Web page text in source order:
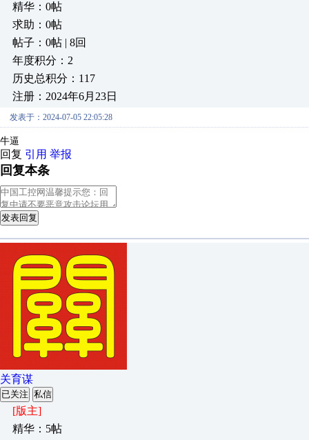
精华：0帖
求助：0帖
帖子：0帖 | 8回
年度积分：2
历史总积分：117
注册：2024年6月23日
发表于：2024-07-05 22:05:28
牛逼
回复 引用 举报
回复本条
发表回复
关育谋
已关注 私信
[版主]
精华：5帖